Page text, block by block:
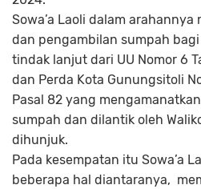
Sowa’a Laoli dalam
dan pengambilan sumpah
tindak lanjut dari UU Nomor 6
dan Perda Kota Gunungsitoli
Pasal 82 yang
sumpah dan dilantik oleh
dihunjuk.
Pada kesempatan itu Sowa’a
beberapa hal diantaranya,